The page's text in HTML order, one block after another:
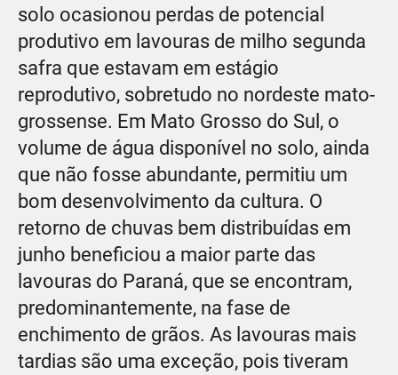
solo ocasionou perdas de potencial
produtivo em lavouras de milho segunda
safra que estavam em estágio
reprodutivo, sobretudo no nordeste mato-
grossense. Em Mato Grosso do Sul, o
volume de água disponível no solo, ainda
que não fosse abundante, permitiu um
bom desenvolvimento da cultura. O
retorno de chuvas bem distribuídas em
junho beneficiou a maior parte das
lavouras do Paraná, que se encontram,
predominantemente, na fase de
enchimento de grãos. As lavouras mais
tardias são uma exceção, pois tiveram